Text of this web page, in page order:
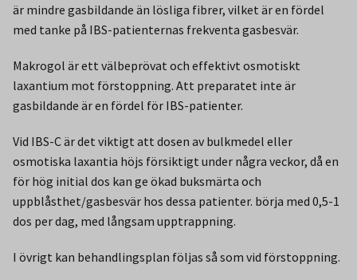
är mindre gasbildande än lösliga fibrer, vilket är en fördel
med tanke på IBS-patienternas frekventa gasbesvär.
Makrogol är ett välbeprövat och effektivt osmotiskt
laxantium mot förstoppning. Att preparatet inte är
gasbildande är en fördel för IBS-patienter.
Vid IBS-C är det viktigt att dosen av bulkmedel eller
osmotiska laxantia höjs försiktigt under några veckor, då en
för hög initial dos kan ge ökad buksmärta och
uppblåsthet/gasbesvär hos dessa patienter. börja med 0,5-1
dos per dag, med långsam upptrappning.
I övrigt kan behandlingsplan följas så som vid förstoppning.